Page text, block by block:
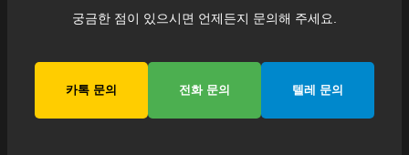
궁금한 점이 있으시면 언제든지 문의해 주세요.
카톡 문의 전화 문의 텔레 문의